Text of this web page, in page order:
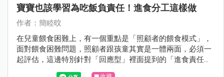
寶寶也該學習為吃飯負責任！進食分工這樣做
作者：簡睦旼
在兒童餵食困難上，有一個重點是「照顧者的餵食模式」，
面對餵食困難問題，照顧者跟孩童其實是一體兩面，必須一
起評估，這邊特別針對「回應型」裡面提到的「進食責任分
工」來說明。